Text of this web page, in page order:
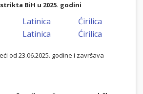
BiH u 2025. godini
Latinica
Ćirilica
Latinica Ćirilica
od 23.06.2025. godine i završava